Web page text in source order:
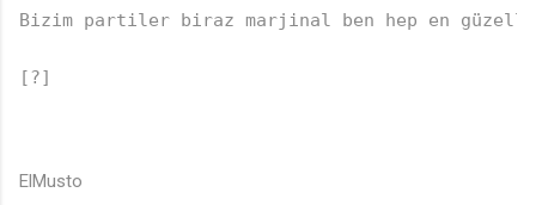
Bizim partiler biraz marjinal ben hep en
[?]
ElMusto